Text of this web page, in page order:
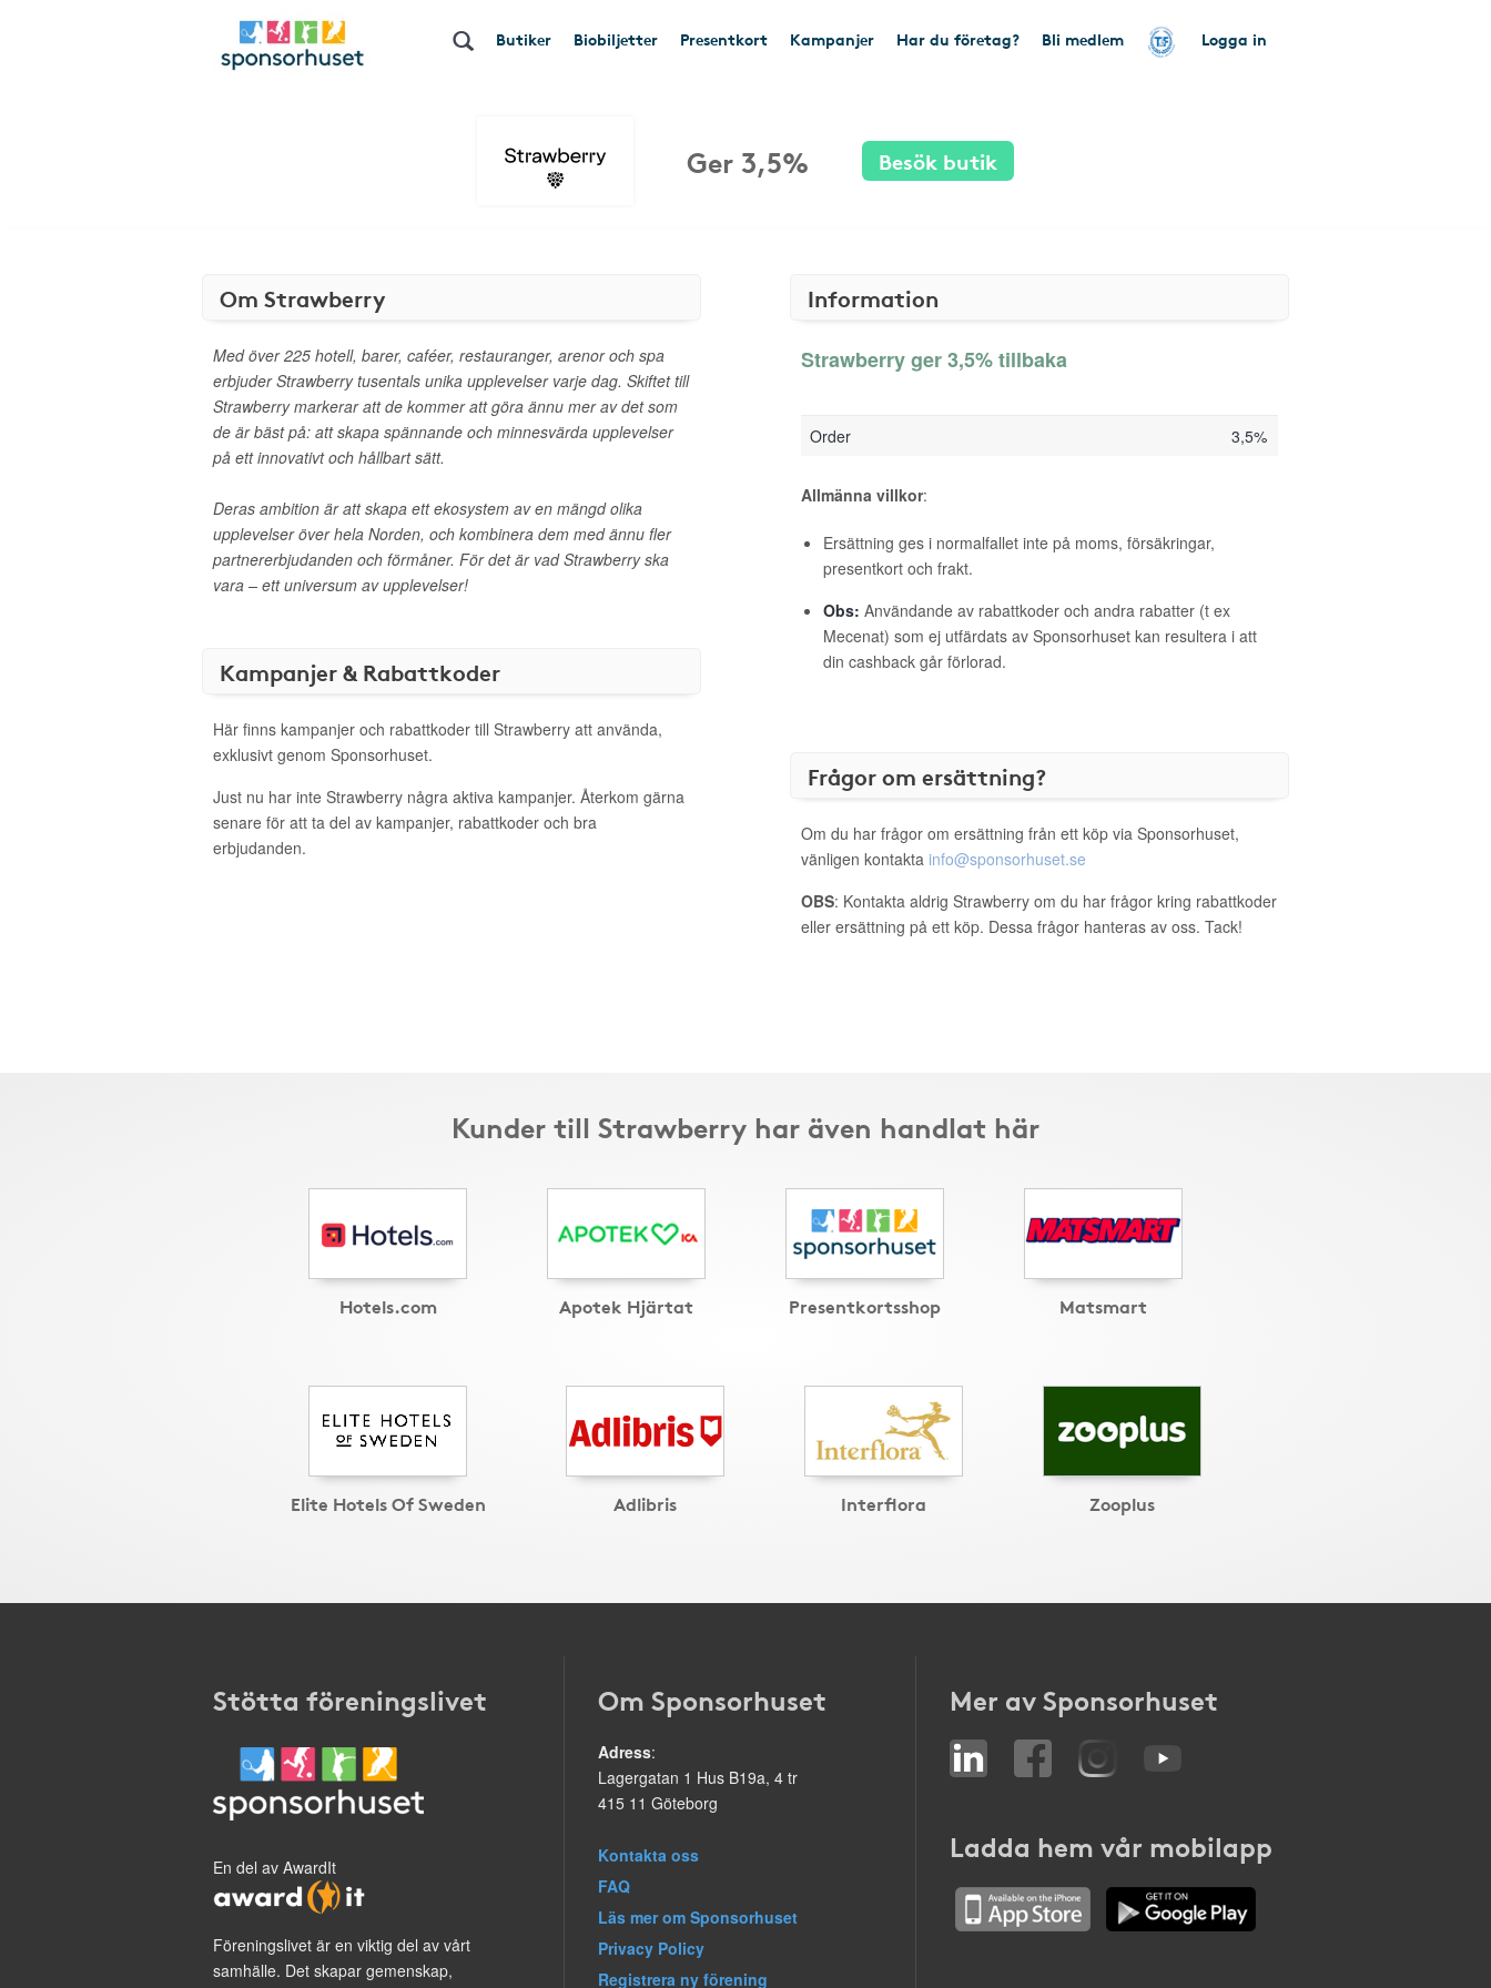
Butiker Biobiljetter Presentkort Kampanjer Har du företag? Bli medlem Logga in
Ger 3,5% Besök butik
Om Strawberry
Med över 225 hotell, barer, caféer, restauranger, arenor och spa
erbjuder Strawberry tusentals unika upplevelser varje dag. Skiftet till
Strawberry markerar att de kommer att göra ännu mer av det som
de är bäst på: att skapa spännande och minnesvärda upplevelser
på ett innovativt och hållbart sätt.
Deras ambition är att skapa ett ekosystem av en mängd olika
upplevelser över hela Norden, och kombinera dem med ännu fler
partnererbjudanden och förmåner. För det är vad Strawberry ska
vara – ett universum av upplevelser!
Kampanjer & Rabattkoder
Här finns kampanjer och rabattkoder till Strawberry att använda,
exklusivt genom Sponsorhuset.
Just nu har inte Strawberry några aktiva kampanjer. Återkom gärna
senare för att ta del av kampanjer, rabattkoder och bra
erbjudanden.
Information
Strawberry ger 3,5% tillbaka
Order 3,5%
Allmänna villkor:
Ersättning ges i normalfallet inte på moms, försäkringar,
presentkort och frakt.
Obs: Användande av rabattkoder och andra rabatter (t ex
Mecenat) som ej utfärdats av Sponsorhuset kan resultera i att
din cashback går förlorad.
Frågor om ersättning?
Om du har frågor om ersättning från ett köp via Sponsorhuset,
vänligen kontakta info@sponsorhuset.se
OBS: Kontakta aldrig Strawberry om du har frågor kring rabattkoder
eller ersättning på ett köp. Dessa frågor hanteras av oss. Tack!
Kunder till Strawberry har även handlat här
Hotels.com Apotek Hjärtat Presentkortsshop Matsmart
Elite Hotels Of Sweden Adlibris Interflora Zooplus
Stötta föreningslivet
En del av AwardIt
Föreningslivet är en viktig del av vårt
samhälle. Det skapar gemenskap,
Om Sponsorhuset
Adress:
Lagergatan 1 Hus B19a, 4 tr
415 11 Göteborg
Kontakta oss
FAQ
Läs mer om Sponsorhuset
Privacy Policy
Registrera ny förening
Mer av Sponsorhuset
Ladda hem vår mobilapp